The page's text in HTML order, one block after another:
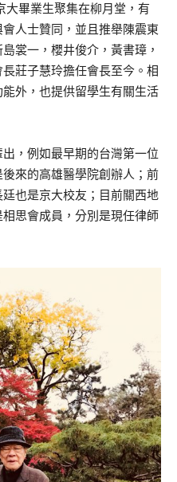
大畢業生聚集在柳月堂，有
人士贊同，並且推舉陳震東
裳一，櫻井俊介，黃書璋，
莊子慧玲擔任會長至今。相
外，也提供留學生有關生活
，例如最早期的台灣第一位
來的高雄醫學院創辦人；前
也是京大校友；目前關西地
思會成員，分別是現任律師